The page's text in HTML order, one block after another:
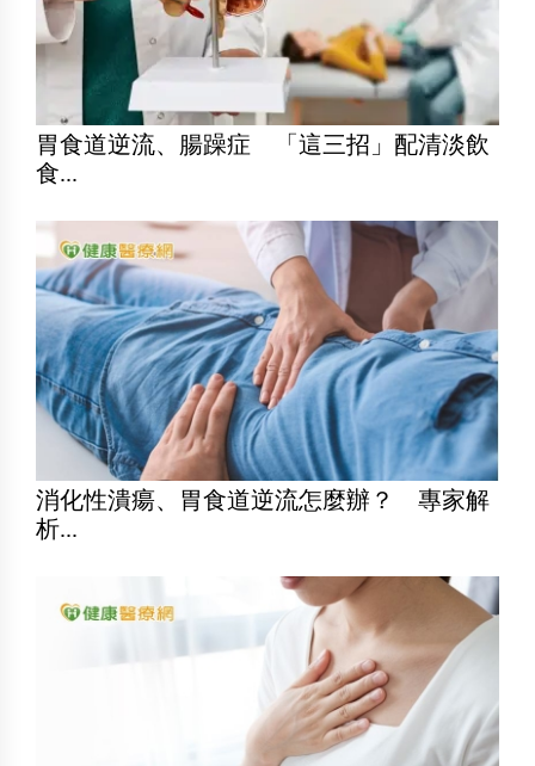
胃食道逆流、腸躁症 「這三招」配清淡飲
食...
消化性潰瘍、胃食道逆流怎麼辦？ 專家解
析...